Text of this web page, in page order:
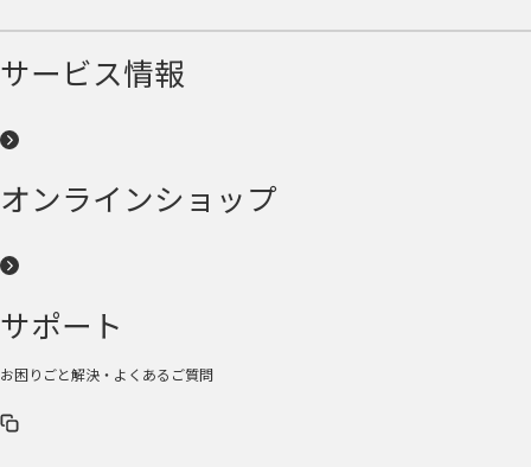
サービス情報
オンラインショップ
サポート
お困りごと解決・よくあるご質問